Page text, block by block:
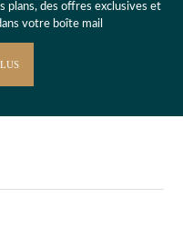
plans, des offres exclusives et
votre boîte mail